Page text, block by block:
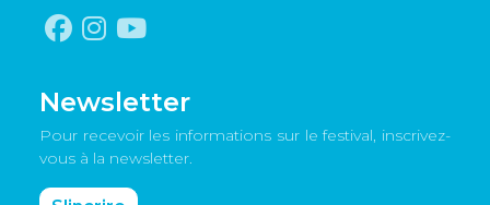
Newsletter
Pour recevoir les informations sur le festival, inscrivez-
vous à la newsletter.